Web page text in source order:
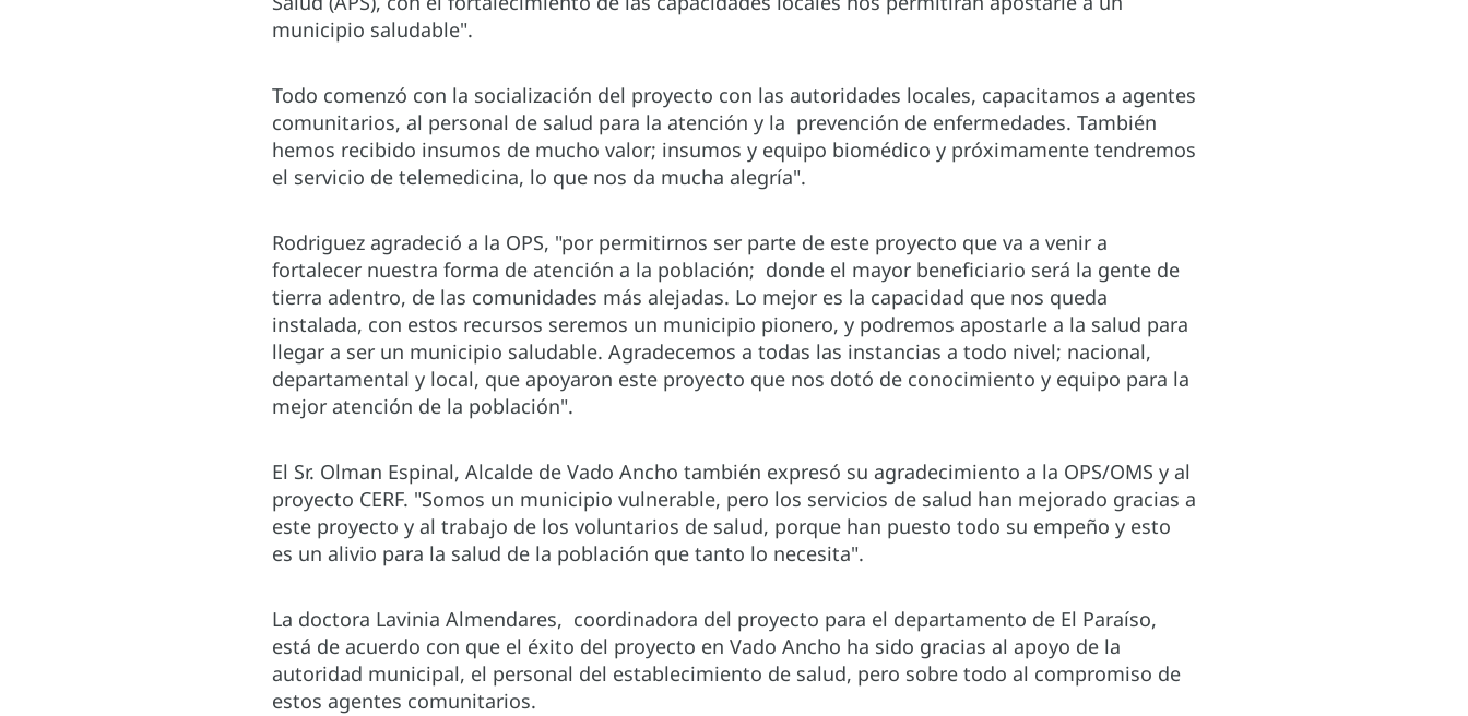
municipio saludable".
Todo comenzó con la socialización del proyecto con las autoridades locales, capacitamos a agentes
comunitarios, al personal de salud para la atención y la prevención de enfermedades. También
hemos recibido insumos de mucho valor; insumos y equipo biomédico y próximamente tendremos
el servicio de telemedicina, lo que nos da mucha alegría".
Rodriguez agradeció a la OPS, "por permitirnos ser parte de este proyecto que va a venir a
fortalecer nuestra forma de atención a la población; donde el mayor beneficiario será la gente de
tierra adentro, de las comunidades más alejadas. Lo mejor es la capacidad que nos queda
instalada, con estos recursos seremos un municipio pionero, y podremos apostarle a la salud para
llegar a ser un municipio saludable. Agradecemos a todas las instancias a todo nivel; nacional,
departamental y local, que apoyaron este proyecto que nos dotó de conocimiento y equipo para la
mejor atención de la población".
El Sr. Olman Espinal, Alcalde de Vado Ancho también expresó su agradecimiento a la OPS/OMS y al
proyecto CERF. "Somos un municipio vulnerable, pero los servicios de salud han mejorado gracias a
este proyecto y al trabajo de los voluntarios de salud, porque han puesto todo su empeño y esto
es un alivio para la salud de la población que tanto lo necesita".
La doctora Lavinia Almendares, coordinadora del proyecto para el departamento de El Paraíso,
está de acuerdo con que el éxito del proyecto en Vado Ancho ha sido gracias al apoyo de la
autoridad municipal, el personal del establecimiento de salud, pero sobre todo al compromiso de
estos agentes comunitarios.